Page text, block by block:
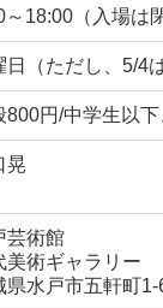
～18:00（入場は
日（ただし、5/4
800円/中学生以
晃
芸術館
美術ギャラリー
県水戸市五軒町1-